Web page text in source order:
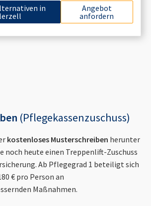
in
Angebot
anfordern
(Pflegekassenzuschuss)
kostenloses Musterschreiben herunter
noch heute einen Treppenlift-Zuschuss
Ab Pflegegrad 1 beteiligt sich
€ pro Person an
Maßnahmen.